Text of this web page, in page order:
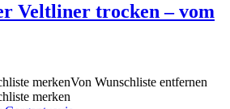
Veltliner trocken – vom
merkenVon Wunschliste entfernen
merken